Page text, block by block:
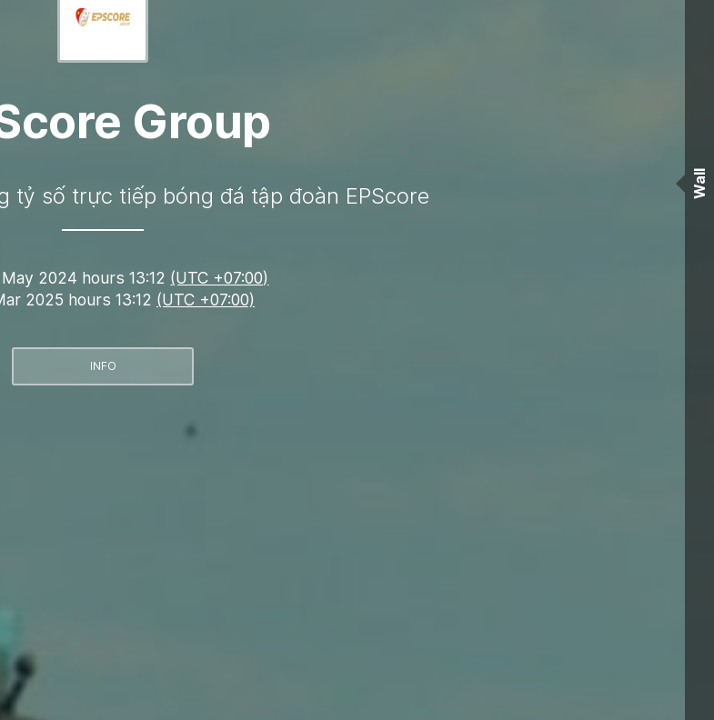
Group
tỷ số trực tiếp bóng đá tập đoàn EPScore
2024 hours 13:12 (UTC +07:00)
2025 hours 13:12 (UTC +07:00)
INFO
Wall